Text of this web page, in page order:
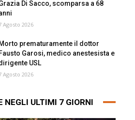
Di Sacco, scomparsa a 68
Agosto 2026
Morto prematuramente il dottor
Fausto Garosi, medico anestesista e
USL
Agosto 2026
NEGLI ULTIMI 7 GIORNI